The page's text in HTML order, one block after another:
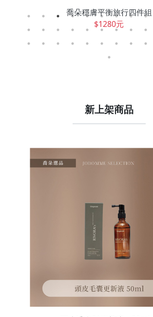
喬朵穩膚平衡旅行四件組
$1280元
新上架商品